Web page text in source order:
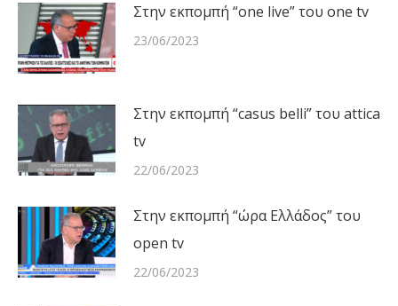
Στην εκπομπή “one live” του one tv
23/06/2023
Στην εκπομπή “casus belli” του attica
tv
22/06/2023
Στην εκπομπή “ώρα Ελλάδος” του
open tv
22/06/2023